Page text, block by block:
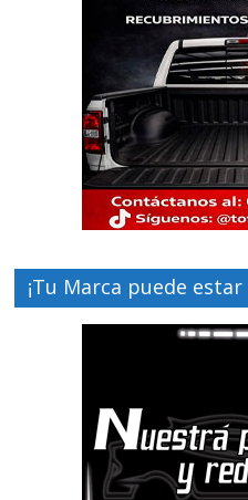
¡Tu Marca puede estar